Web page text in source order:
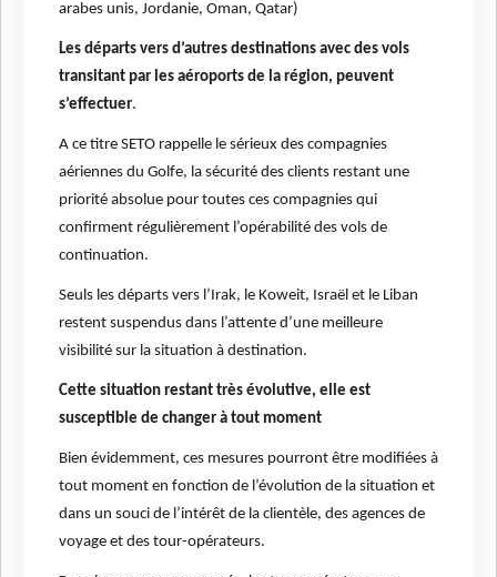
arabes unis, Jordanie, Oman, Qatar)
Les départs vers d’autres destinations avec des vols
transitant par les aéroports de la région, peuvent
s’effectuer.
A ce titre SETO rappelle le sérieux des compagnies
aériennes du Golfe, la sécurité des clients restant une
priorité absolue pour toutes ces compagnies qui
confirment régulièrement l’opérabilité des vols de
continuation.
Seuls les départs vers l’Irak, le Koweit, Israël et le Liban
restent suspendus dans l’attente d’une meilleure
visibilité sur la situation à destination.
Cette situation restant très évolutive, elle est
susceptible de changer à tout moment
Bien évidemment, ces mesures pourront être modifiées à
tout moment en fonction de l’évolution de la situation et
dans un souci de l’intérêt de la clientèle, des agences de
voyage et des tour-opérateurs.